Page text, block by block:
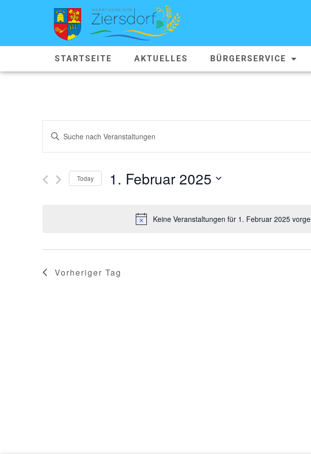
STARTSEITE AKTUELLES BÜRGERSERVICE
Keine Veranstaltungen für 1. Februar 2025
VERANSTALTUNGEN
SUCHE
UND
ANSICHTEN,
Geben
Sie
Schlüsselwort.
Veranstaltungen
Schlüsselwort.
Today 1. Februar 2025
Vorheriger Tag